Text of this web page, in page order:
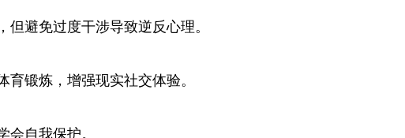
避免过度干涉导致逆反心理。
锻炼，增强现实社交体验。
会自我保护。